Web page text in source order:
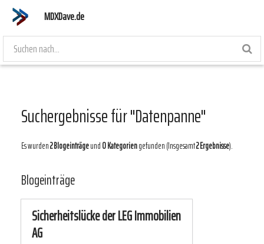
MDXDave.de
Suchergebnisse für "Datenpanne"
Es wurden2 Blogeinträgeund0 Kategoriengefunden (Insgesamt2 Ergebnisse).
Blogeinträge
Sicherheitslücke der LEG Immobilien
AG